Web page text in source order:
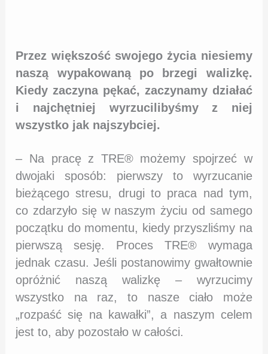
Przez większość swojego życia niesiemy
naszą wypakowaną po brzegi walizkę.
Kiedy zaczyna pękać, zaczynamy działać
i najchętniej wyrzucilibyśmy z niej
wszystko jak najszybciej.
– Na pracę z TRE® możemy spojrzeć w
dwojaki sposób: pierwszy to wyrzucanie
bieżącego stresu, drugi to praca nad tym,
co zdarzyło się w naszym życiu od samego
początku do momentu, kiedy przyszliśmy na
pierwszą sesję. Proces TRE® wymaga
jednak czasu. Jeśli postanowimy gwałtownie
opróżnić naszą walizkę – wyrzucimy
wszystko na raz, to nasze ciało może
„rozpaść się na kawałki”, a naszym celem
jest to, aby pozostało w całości.